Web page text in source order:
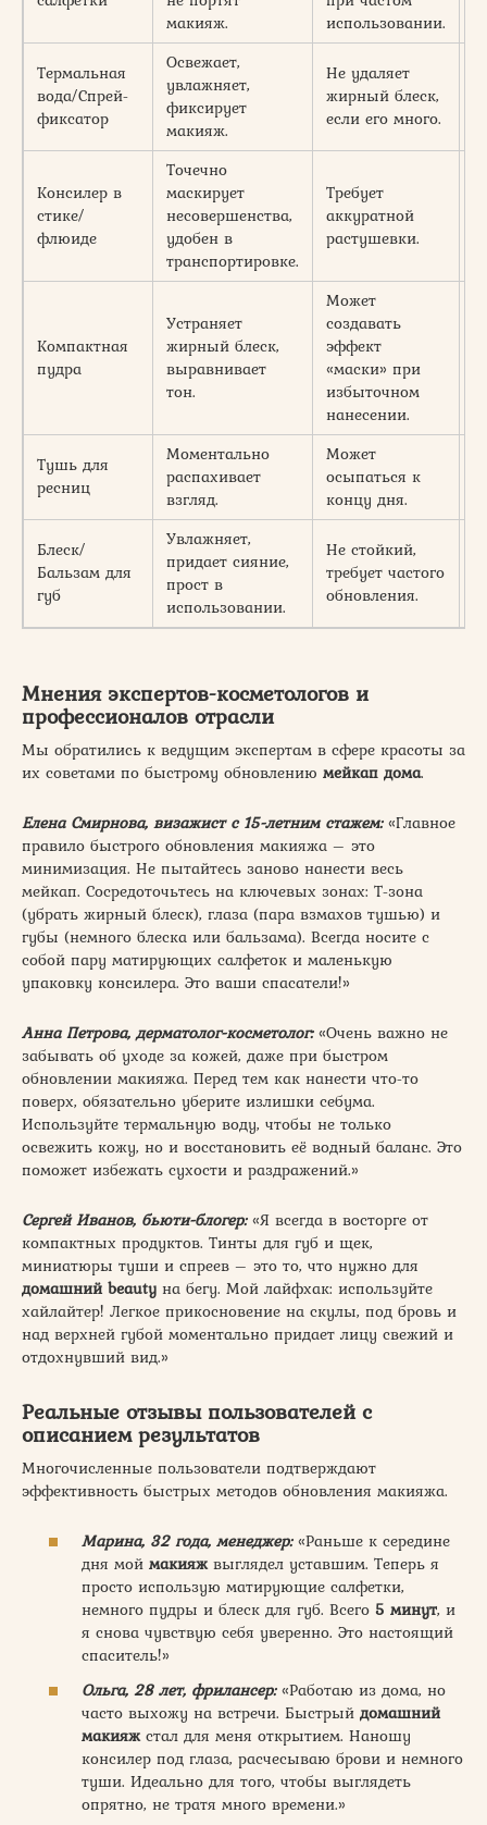
макияж.
использовании.
Термальная
вода/Спрей-
фиксатор
Освежает,
увлажняет,
фиксирует
макияж.
Не удаляет
жирный блеск,
если его много.
Консилер в
стике/
флюиде
Точечно
маскирует
несовершенства,
удобен в
транспортировке.
Требует
аккуратной
растушевки.
Компактная
пудра
Устраняет
жирный блеск,
выравнивает
тон.
Может
создавать
эффект
«маски» при
избыточном
нанесении.
Тушь для
ресниц
Моментально
распахивает
взгляд.
Может
осыпаться к
концу дня.
Блеск/
Бальзам для
губ
Увлажняет,
придает сияние,
прост в
использовании.
Не стойкий,
требует частого
обновления.
Мнения экспертов-косметологов и
профессионалов отрасли
Мы обратились к ведущим экспертам в сфере красоты за
их советами по быстрому обновлению мейкап дома.
Елена Смирнова, визажист с 15-летним стажем:«Главное
правило быстрого обновления макияжа – это
минимизация. Не пытайтесь заново нанести весь
мейкап. Сосредоточьтесь на ключевых зонах: Т-зона
(убрать жирный блеск), глаза (пара взмахов тушью) и
губы (немного блеска или бальзама). Всегда носите с
собой пару матирующих салфеток и маленькую
упаковку консилера. Это ваши спасатели!»
Анна Петрова, дерматолог-косметолог:«Очень важно не
забывать об уходе за кожей, даже при быстром
обновлении макияжа. Перед тем как нанести что-то
поверх, обязательно уберите излишки себума.
Используйте термальную воду, чтобы не только
освежить кожу, но и восстановить её водный баланс. Это
поможет избежать сухости и раздражений.»
Сергей Иванов, бьюти-блогер:«Я всегда в восторге от
компактных продуктов. Тинты для губ и щек,
миниатюры туши и спреев – это то, что нужно для
домашний beauty на бегу. Мой лайфхак: используйте
хайлайтер! Легкое прикосновение на скулы, под бровь и
над верхней губой моментально придает лицу свежий и
отдохнувший вид.»
Реальные отзывы пользователей с
описанием результатов
Многочисленные пользователи подтверждают
эффективность быстрых методов обновления макияжа.
Марина, 32 года, менеджер:«Раньше к середине
дня мой макияжвыглядел уставшим. Теперь я
просто использую матирующие салфетки,
немного пудры и блеск для губ. Всего 5 минут, и
я снова чувствую себя уверенно. Это настоящий
спаситель!»
Ольга, 28 лет, фрилансер:«Работаю из дома, но
часто выхожу на встречи. Быстрый домашний
макияжстал для меня открытием. Наношу
консилер под глаза, расчесываю брови и немного
туши. Идеально для того, чтобы выглядеть
опрятно, не тратя много времени.»